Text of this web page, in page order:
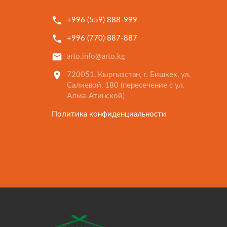
+996 (559) 888-999
+996 (770) 887-887
arto.info@arto.kg
720051, Кыргызстан, г. Бишкек, ул.
Салиевой, 180 (пересечение с ул.
Алма-Атинской)
Политика конфиденциальности